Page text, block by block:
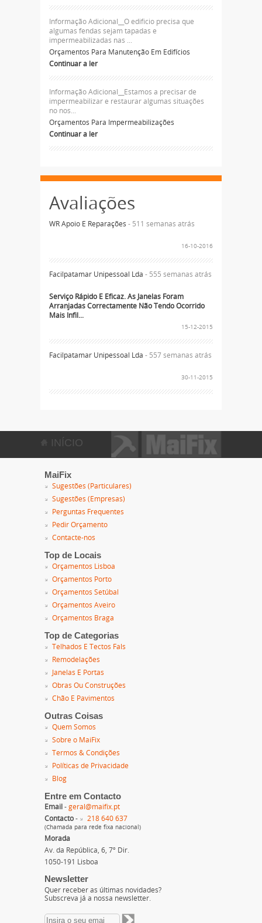
Informação Adicional__O edificio precisa que
algumas fendas sejam tapadas e
impermeabilizadas nas ...
Orçamentos Para Manutenção Em Edifícios
Continuar a ler
Informação Adicional__Estamos a precisar de
impermeabilizar e restaurar algumas situações
no nos...
Orçamentos Para Impermeabilizações
Continuar a ler
Avaliações
WR Apoio E Reparações - 511 semanas atrás
16-10-2016
Facilpatamar Unipessoal Lda - 555 semanas atrás
Serviço Rápido E Eficaz. As Janelas Foram
Arranjadas Correctamente Não Tendo Ocorrido
Mais Infil...
15-12-2015
Facilpatamar Unipessoal Lda - 557 semanas atrás
30-11-2015
INÍCIO
MaiFix
Sugestões (Particulares)
Sugestões (Empresas)
Perguntas Frequentes
Pedir Orçamento
Contacte-nos
Top de Locais
Orçamentos Lisboa
Orçamentos Porto
Orçamentos Setúbal
Orçamentos Aveiro
Orçamentos Braga
Top de Categorias
Telhados E Tectos Fals
Remodelações
Janelas E Portas
Obras Ou Construções
Chão E Pavimentos
Outras Coisas
Quem Somos
Sobre o MaiFix
Termos & Condições
Políticas de Privacidade
Blog
Entre em Contacto
Email - geral@maifix.pt
Contacto - 218 640 637
(Chamada para rede fixa nacional)
Morada
Av. da República, 6, 7º Dir.
1050-191 Lisboa
Newsletter
Quer receber as últimas novidades?
Subscreva já a nossa newsletter.